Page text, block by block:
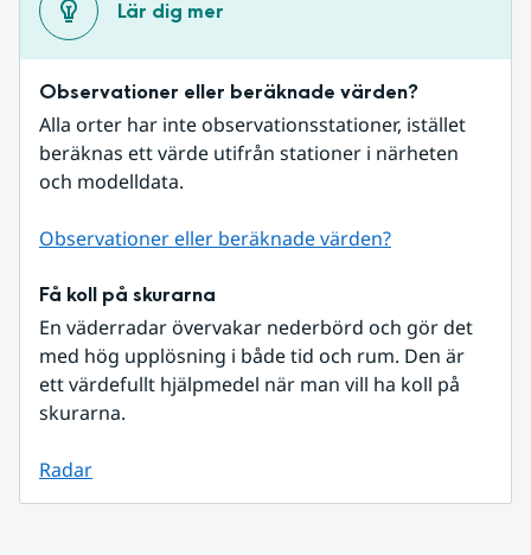
Lär dig mer
Observationer eller beräknade värden?
Alla orter har inte observationsstationer, istället
beräknas ett värde utifrån stationer i närheten
och modelldata.
Observationer eller beräknade värden?
Få koll på skurarna
En väderradar övervakar nederbörd och gör det
med hög upplösning i både tid och rum. Den är
ett värdefullt hjälpmedel när man vill ha koll på
skurarna.
Radar